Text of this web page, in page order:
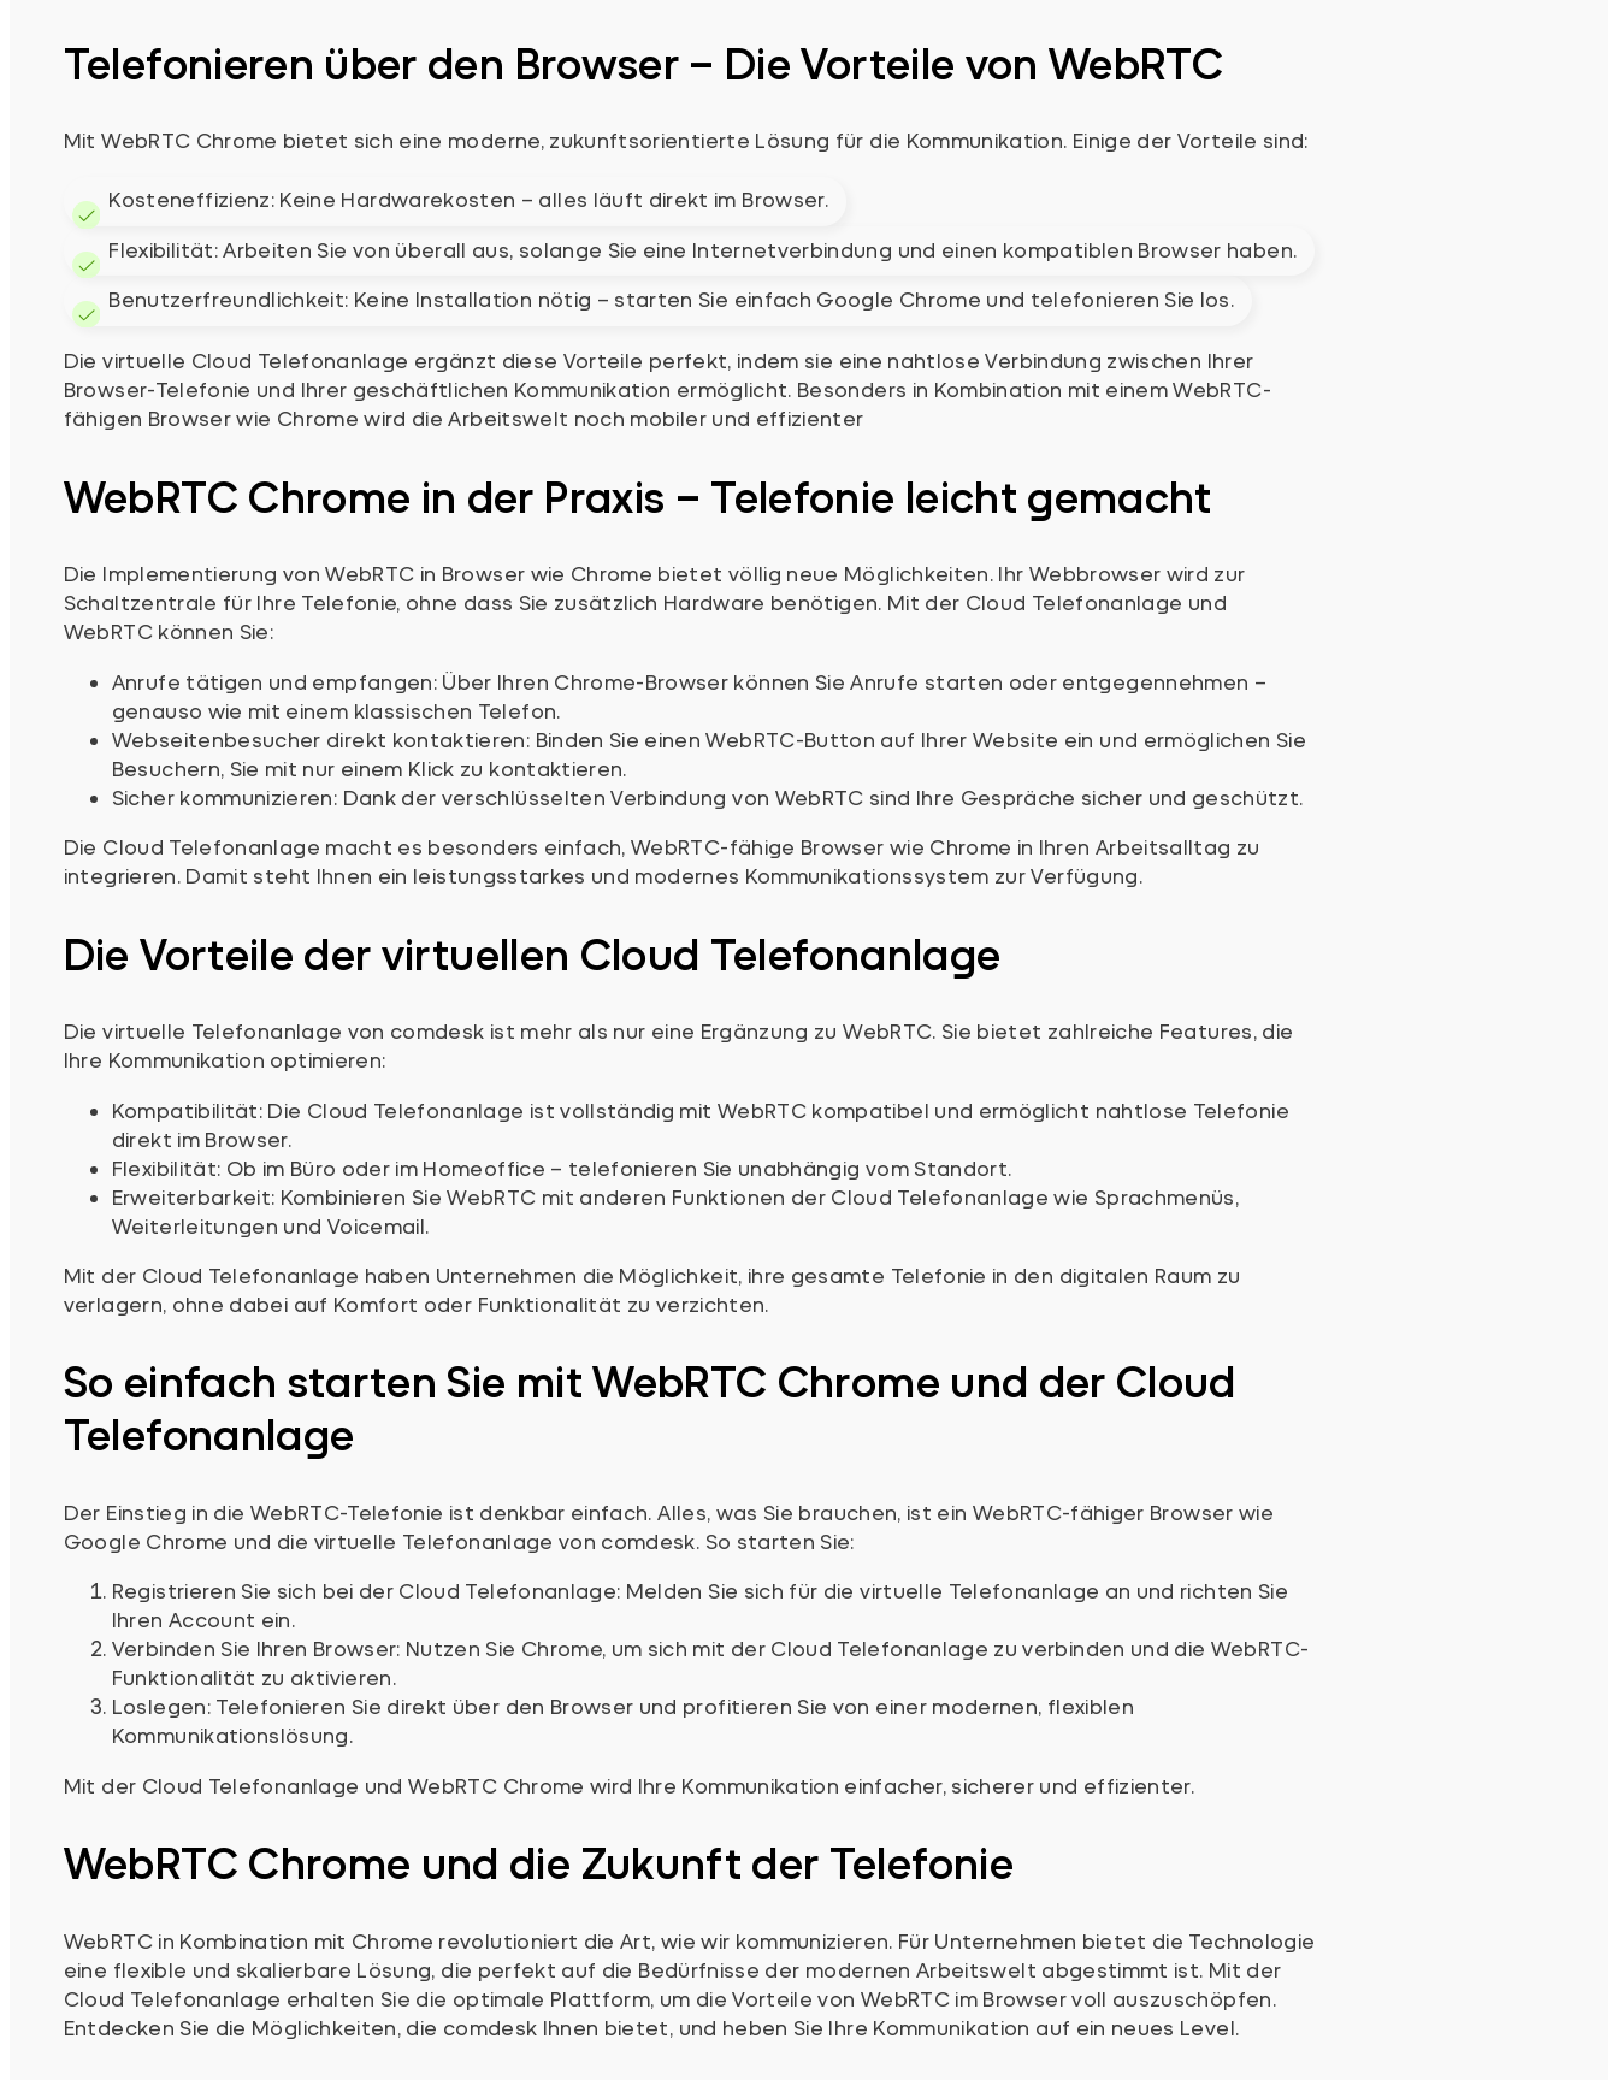
Telefonieren über den Browser – Die Vorteile von WebRTC
Mit WebRTC Chrome bietet sich eine moderne, zukunftsorientierte Lösung für die Kommunikation. Einige der Vorteile sind:
Kosteneffizienz: Keine Hardwarekosten – alles läuft direkt im Browser.
Flexibilität: Arbeiten Sie von überall aus, solange Sie eine Internetverbindung und einen kompatiblen Browser haben.
Benutzerfreundlichkeit: Keine Installation nötig – starten Sie einfach Google Chrome und telefonieren Sie los.
Die virtuelle Cloud Telefonanlage ergänzt diese Vorteile perfekt, indem sie eine nahtlose Verbindung zwischen Ihrer
Browser-Telefonie und Ihrer geschäftlichen Kommunikation ermöglicht. Besonders in Kombination mit einem WebRTC-
fähigen Browser wie Chrome wird die Arbeitswelt noch mobiler und effizienter
WebRTC Chrome in der Praxis – Telefonie leicht gemacht
Die Implementierung von WebRTC in Browser wie Chrome bietet völlig neue Möglichkeiten. Ihr Webbrowser wird zur
Schaltzentrale für Ihre Telefonie, ohne dass Sie zusätzlich Hardware benötigen. Mit der Cloud Telefonanlage und
WebRTC können Sie:
Anrufe tätigen und empfangen: Über Ihren Chrome-Browser können Sie Anrufe starten oder entgegennehmen –
genauso wie mit einem klassischen Telefon.
Webseitenbesucher direkt kontaktieren: Binden Sie einen WebRTC-Button auf Ihrer Website ein und ermöglichen Sie
Besuchern, Sie mit nur einem Klick zu kontaktieren.
Sicher kommunizieren: Dank der verschlüsselten Verbindung von WebRTC sind Ihre Gespräche sicher und geschützt.
Die Cloud Telefonanlage macht es besonders einfach, WebRTC-fähige Browser wie Chrome in Ihren Arbeitsalltag zu
integrieren. Damit steht Ihnen ein leistungsstarkes und modernes Kommunikationssystem zur Verfügung.
Die Vorteile der virtuellen Cloud Telefonanlage
Die virtuelle Telefonanlage von comdesk ist mehr als nur eine Ergänzung zu WebRTC. Sie bietet zahlreiche Features, die
Ihre Kommunikation optimieren:
Kompatibilität: Die Cloud Telefonanlage ist vollständig mit WebRTC kompatibel und ermöglicht nahtlose Telefonie
direkt im Browser.
Flexibilität: Ob im Büro oder im Homeoffice – telefonieren Sie unabhängig vom Standort.
Erweiterbarkeit: Kombinieren Sie WebRTC mit anderen Funktionen der Cloud Telefonanlage wie Sprachmenüs,
Weiterleitungen und Voicemail.
Mit der Cloud Telefonanlage haben Unternehmen die Möglichkeit, ihre gesamte Telefonie in den digitalen Raum zu
verlagern, ohne dabei auf Komfort oder Funktionalität zu verzichten.
So einfach starten Sie mit WebRTC Chrome und der Cloud
Telefonanlage
Der Einstieg in die WebRTC-Telefonie ist denkbar einfach. Alles, was Sie brauchen, ist ein WebRTC-fähiger Browser wie
Google Chrome und die virtuelle Telefonanlage von comdesk. So starten Sie:
Registrieren Sie sich bei der Cloud Telefonanlage: Melden Sie sich für die virtuelle Telefonanlage an und richten Sie
Ihren Account ein.
Verbinden Sie Ihren Browser: Nutzen Sie Chrome, um sich mit der Cloud Telefonanlage zu verbinden und die WebRTC-
Funktionalität zu aktivieren.
Loslegen: Telefonieren Sie direkt über den Browser und profitieren Sie von einer modernen, flexiblen
Kommunikationslösung.
Mit der Cloud Telefonanlage und WebRTC Chrome wird Ihre Kommunikation einfacher, sicherer und effizienter.
WebRTC Chrome und die Zukunft der Telefonie
WebRTC in Kombination mit Chrome revolutioniert die Art, wie wir kommunizieren. Für Unternehmen bietet die Technologie
eine flexible und skalierbare Lösung, die perfekt auf die Bedürfnisse der modernen Arbeitswelt abgestimmt ist. Mit der
Cloud Telefonanlage erhalten Sie die optimale Plattform, um die Vorteile von WebRTC im Browser voll auszuschöpfen.
Entdecken Sie die Möglichkeiten, die comdesk Ihnen bietet, und heben Sie Ihre Kommunikation auf ein neues Level.